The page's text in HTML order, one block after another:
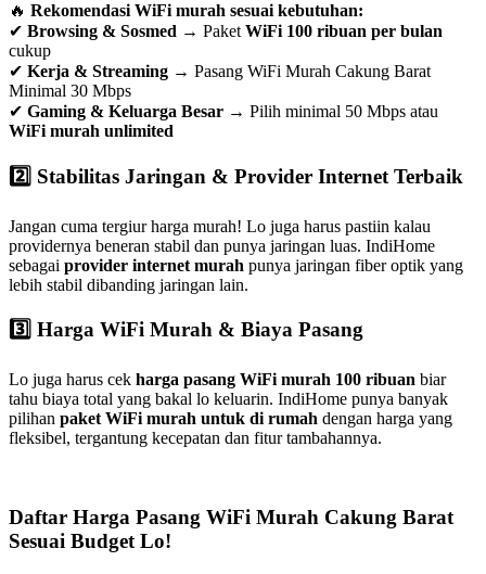
🔥 Rekomendasi WiFi murah sesuai kebutuhan:
✔ Browsing & Sosmed → Paket WiFi 100 ribuan per bulan
cukup
✔ Kerja & Streaming → Pasang WiFi Murah Cakung Barat
Minimal 30 Mbps
✔ Gaming & Keluarga Besar → Pilih minimal 50 Mbps atau
WiFi murah unlimited
2️⃣ Stabilitas Jaringan & Provider Internet Terbaik
Jangan cuma tergiur harga murah! Lo juga harus pastiin kalau
providernya beneran stabil dan punya jaringan luas. IndiHome
sebagai provider internet murah punya jaringan fiber optik yang
lebih stabil dibanding jaringan lain.
3️⃣ Harga WiFi Murah & Biaya Pasang
Lo juga harus cek harga pasang WiFi murah 100 ribuan biar
tahu biaya total yang bakal lo keluarin. IndiHome punya banyak
pilihan paket WiFi murah untuk di rumah dengan harga yang
fleksibel, tergantung kecepatan dan fitur tambahannya.
Daftar Harga Pasang WiFi Murah Cakung Barat
Sesuai Budget Lo!